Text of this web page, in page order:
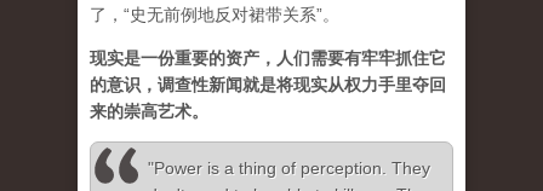
了，“史无前例地反对裙带关系”。
现实是一份重要的资产，人们需要有牢牢抓住它
的意识，调查性新闻就是将现实从权力手里夺回
来的崇高艺术。
"Power is a thing of perception. They